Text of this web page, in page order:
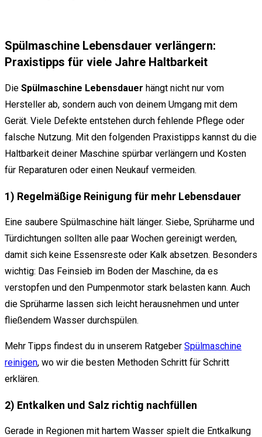
Spülmaschine Lebensdauer verlängern:
Praxistipps für viele Jahre Haltbarkeit
Die Spülmaschine Lebensdauer hängt nicht nur vom
Hersteller ab, sondern auch von deinem Umgang mit dem
Gerät. Viele Defekte entstehen durch fehlende Pflege oder
falsche Nutzung. Mit den folgenden Praxistipps kannst du die
Haltbarkeit deiner Maschine spürbar verlängern und Kosten
für Reparaturen oder einen Neukauf vermeiden.
1) Regelmäßige Reinigung für mehr Lebensdauer
Eine saubere Spülmaschine hält länger. Siebe, Sprüharme und
Türdichtungen sollten alle paar Wochen gereinigt werden,
damit sich keine Essensreste oder Kalk absetzen. Besonders
wichtig: Das Feinsieb im Boden der Maschine, da es
verstopfen und den Pumpenmotor stark belasten kann. Auch
die Sprüharme lassen sich leicht herausnehmen und unter
fließendem Wasser durchspülen.
Mehr Tipps findest du in unserem Ratgeber Spülmaschine
reinigen, wo wir die besten Methoden Schritt für Schritt
erklären.
2) Entkalken und Salz richtig nachfüllen
Gerade in Regionen mit hartem Wasser spielt die Entkalkung